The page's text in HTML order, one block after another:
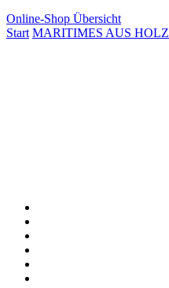
Online-Shop Übersicht
Start MARITIMES AUS HOLZ